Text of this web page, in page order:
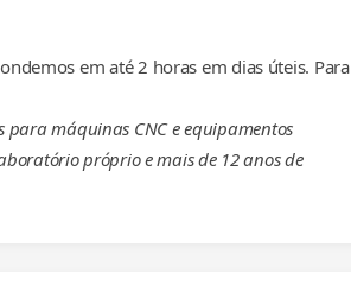
em até 2 horas em dias úteis. Para
para máquinas CNC e equipamentos
próprio e mais de 12 anos de